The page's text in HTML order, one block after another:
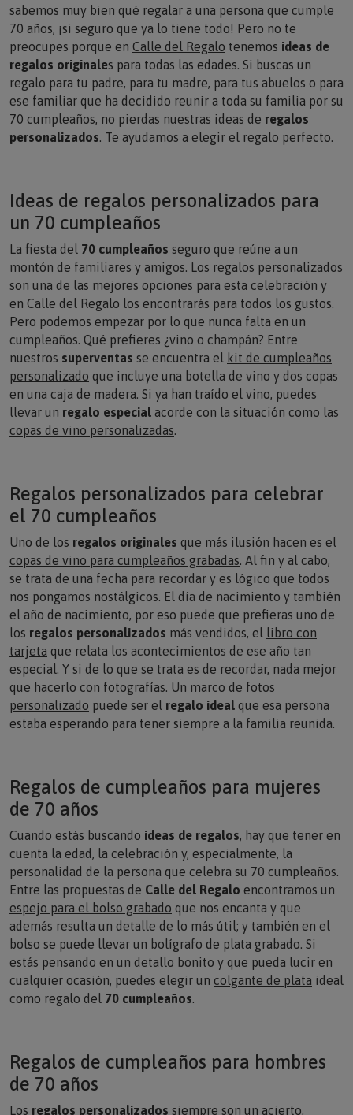
70 años, ¡si seguro que ya lo tiene todo! Pero no te
preocupes porque enCalle del Regalotenemos ideas de
regalos originales para todas las edades. Si buscas un
regalo para tu padre, para tu madre, para tus abuelos o para
ese familiar que ha decidido reunir a toda su familia por su
70 cumpleaños, no pierdas nuestras ideas de regalos
personalizados . Te ayudamos a elegir el regalo perfecto.
Ideas de regalos personalizados para
un 70 cumpleaños
montón de familiares y amigos. Los regalos personalizados
son una de las mejores opciones para esta celebración y
en Calle del Regalo los encontrarás para todos los gustos.
Pero podemos empezar por lo que nunca falta en un
cumpleaños. Qué prefieres ¿vino o champán? Entre
nuestrossuperventasse encuentra elkit de cumpleaños
personalizadoque incluye una botella de vino y dos copas
en una caja de madera. Si ya han traído el vino, puedes
llevar unregalo especial acorde con la situación como las
copas de vino personalizadas.
Regalos personalizados para celebrar
el 70 cumpleaños
copas de vino para cumpleaños grabadas. Al fin y al cabo,
se trata de una fecha para recordar y es lógico que todos
nos pongamos nostálgicos. El día de nacimiento y también
el año de nacimiento, por eso puede que prefieras uno de
losregalos personalizadosmás vendidos, ellibro con
tarjetaque relata los acontecimientos de ese año tan
especial. Y si de lo que se trata es de recordar, nada mejor
que hacerlo con fotografías. Unmarco de fotos
personalizadopuede ser elregalo idealque esa persona
estaba esperando para tener siempre a la familia reunida.
Regalos de cumpleaños para mujeres
de 70 años
cuenta la edad, la celebración y, especialmente, la
personalidad de la persona que celebra su 70 cumpleaños.
Entre las propuestas deCalle del Regaloencontramos un
espejo para el bolso grabadoque nos encanta y que
además resulta un detalle de lo más útil; y también en el
bolso se puede llevar unbolígrafo de plata grabado . Si
estás pensando en un detallo bonito y que pueda lucir en
cualquier ocasión, puedes elegir un colgante de plataideal
como regalo del70 cumpleaños
Regalos de cumpleaños para hombres
de 70 años